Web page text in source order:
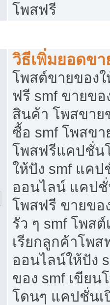
โพสฟรี
วิธีเพิ่มยอดข
โพสต์ขายของ
ฟรี smf ขายข
สินค้า โพสขาย
ซื้อ smf โพสข
โพสฟรีแคปชั่น
ให้ปัง smf แค
ออนไลน์ แคป
โพสฟรี ขายขอ
รัว ๆ smf โพส
เรียกลูกค้าโพส
ออนไลน์ให้ปัง
ของ smf เขียน
โดนๆ แคปชั่นเ